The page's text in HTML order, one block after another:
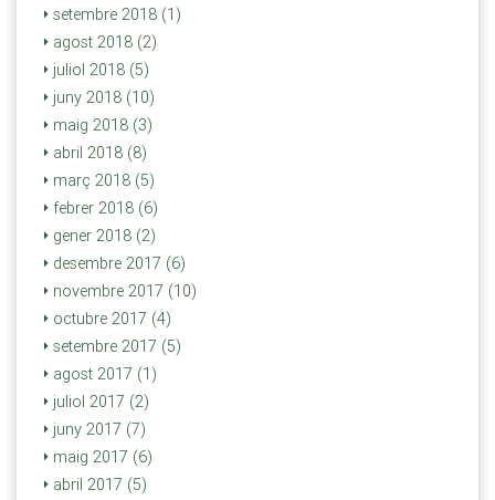
setembre 2018 (1)
agost 2018 (2)
juliol 2018 (5)
juny 2018 (10)
maig 2018 (3)
abril 2018 (8)
març 2018 (5)
febrer 2018 (6)
gener 2018 (2)
desembre 2017 (6)
novembre 2017 (10)
octubre 2017 (4)
setembre 2017 (5)
agost 2017 (1)
juliol 2017 (2)
juny 2017 (7)
maig 2017 (6)
abril 2017 (5)